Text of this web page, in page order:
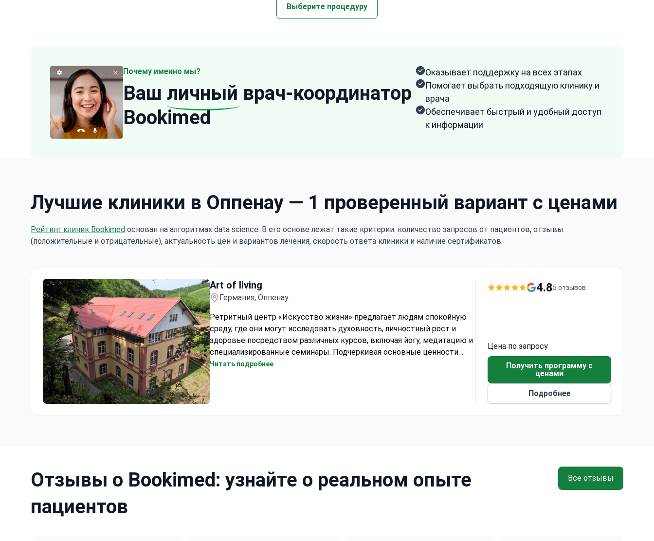
Выберите процедуру
Почему именно мы?
Ваш личный врач-координатор
Bookimed
Оказывает поддержку на всех этапах
Помогает выбрать подходящую клинику и
врача
Обеспечивает быстрый и удобный доступ
к информации
Лучшие клиники в Оппенау — 1 проверенный вариант с ценами
Рейтинг клиник Bookimed основан на алгоритмах data science. В его основе лежат такие критерии: количество запросов от пациентов, отзывы
(положительные и отрицательные), актуальность цен и вариантов лечения, скорость ответа клиники и наличие сертификатов.
Art of living
Германия, Оппенау
Ретритный центр «Искусство жизни» предлагает людям спокойную
среду, где они могут исследовать духовность, личностный рост и
здоровье посредством различных курсов, включая йогу, медитацию и
специализированные семинары. Подчеркивая основные ценности
мира, гармонии и самопознания, центр занимается воспитанием
Читать подробнее
4.85 отзывов
Цена по запросу
Получить программу с
ценами
Подробнее
Отзывы о Bookimed: узнайте о реальном опыте
пациентов
Все отзывы